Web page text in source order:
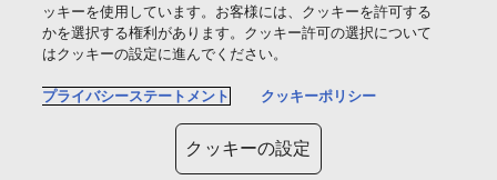
公式SNS
ッキーを使用しています。お客様には、クッキーを許可する
かを選択する権利があります。クッキー許可の選択について
はクッキーの設定に進んでください。
プライバシーステートメント クッキーポリシー
クッキーの設定